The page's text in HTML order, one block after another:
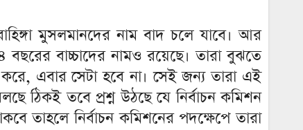
মুসলমানদের নাম বাদ চলে যাবে। আর
বাচ্চাদের নামও রয়েছে। তারা বুঝতে
করে, এবার সেটা হবে না। সেই জন্য তারা এই
ঠিকই তবে প্রশ্ন উঠছে যে নির্বাচন কমিশন
তাহলে নির্বাচন কমিশনের পদক্ষেপে তারা